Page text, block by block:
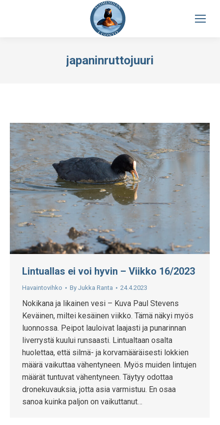
japaninruttojuuri
Lintuallas ei voi hyvin – Viikko 16/2023
Havaintovihko By Jukka Ranta 24.4.2023
Nokikana ja likainen vesi – Kuva Paul Stevens
Keväinen, miltei kesäinen viikko. Tämä näkyi myös
luonnossa. Peipot lauloivat laajasti ja punarinnan
liverrystä kuului runsaasti. Lintualtaan osalta
huolettaa, että silmä- ja korvamääräisesti lokkien
määrä vaikuttaa vähentyneen. Myös muiden lintujen
määrät tuntuvat vähentyneen. Täytyy odottaa
dronekuvauksia, jotta asia varmistuu. En osaa
sanoa kuinka paljon on vaikuttanut…